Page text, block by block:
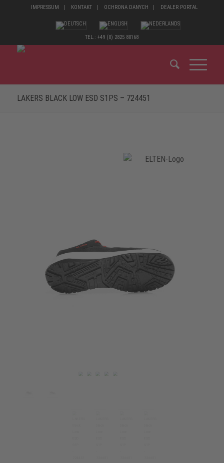
IMPRESSUM KONTAKT OCHRONA DANYCH DEALER PORTAL
TEL.: +49 (0) 2825 80168
LAKERS BLACK LOW ESD S1PS – 724451